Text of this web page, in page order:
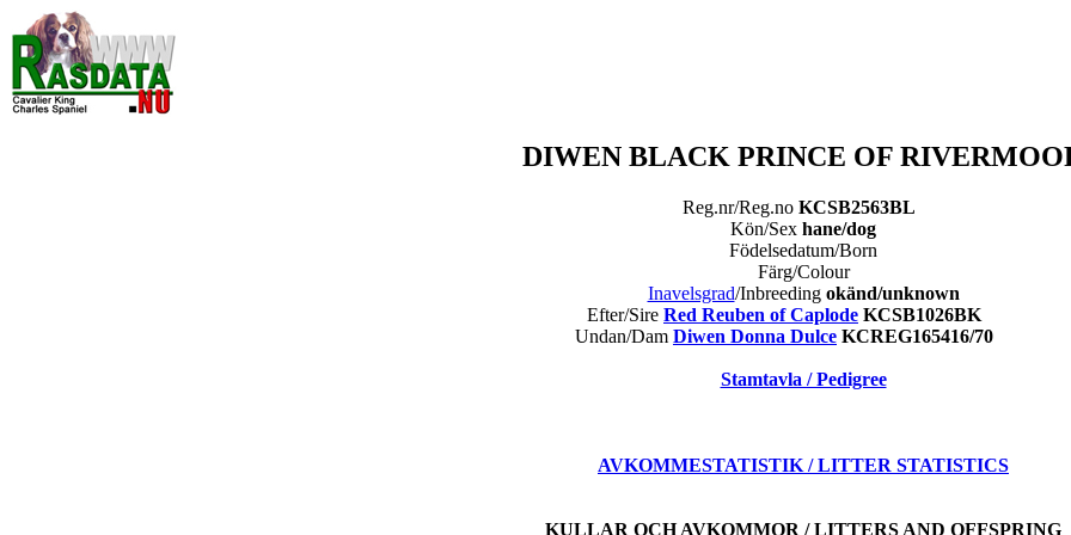
DIWEN BLACK PRINCE OF
Reg.nr/Reg.no KCSB2563BL
Kön/Sex hane/dog
Födelsedatum/Born
Färg/Colour
Inavelsgrad/Inbreeding okänd/unknown
Efter/Sire Red Reuben of Caplode KCSB1026BK
Undan/Dam Diwen Donna Dulce KCREG165416/70
Stamtavla / Pedigree
AVKOMMESTATISTIK / LITTER STATISTICS
KULLAR OCH AVKOMMOR / LITTERS AND OFFSPRING